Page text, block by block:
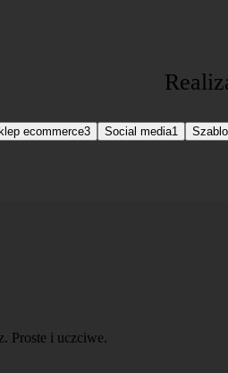
ecommerce3 Social media1
Proste i uczciwe.